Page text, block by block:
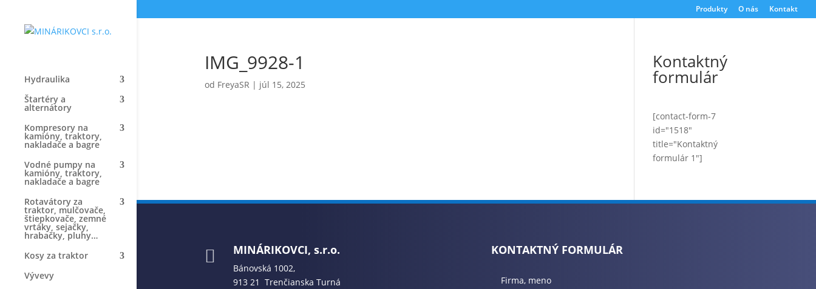
Produkty O nás Kontakt
Hydraulika
Štartéry a
alternátory
Kompresory na
kamióny, traktory,
nakladače a bagre
Vodné pumpy na
kamióny, traktory,
nakladače a bagre
Rotavátory za
traktor, mulčovače,
štiepkovače, zemné
vrtáky, sejačky,
hrabačky, pluhy…
Kosy za traktor
Vývevy
IMG_9928-1
od FreyaSR | júl 15, 2025
Kontaktný
formulár
[contact-form-7
id="1518"
title="Kontaktný
formulár 1"]
 MINÁRIKOVCI, s.r.o.
Bánovská 1002,
913 21 Trenčianska Turná
KONTAKTNÝ FORMULÁR